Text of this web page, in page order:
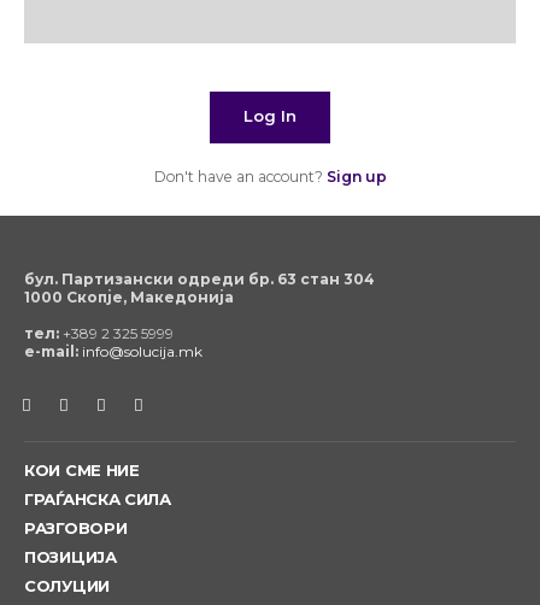
Log In
Don't have an account? Sign up
бул. Партизански одреди бр. 63 стан 304
1000 Скопје, Македонија
тел: +389 2 325 5999
e-mail: info@solucija.mk
КОИ СМЕ НИЕ
ГРАЃАНСКА СИЛА
РАЗГОВОРИ
ПОЗИЦИЈА
СОЛУЦИИ